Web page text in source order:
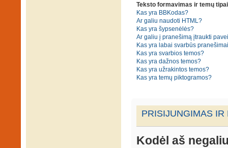
Teksto formavimas ir temų tipai
Kas yra BBKodas?
Ar galiu naudoti HTML?
Kas yra šypsenėlės?
Ar galiu į pranešimą įtraukti
Kas yra labai svarbūs
Kas yra svarbios temos?
Kas yra dažnos temos?
Kas yra užrakintos temos?
Kas yra temų piktogramos?
PRISIJUNGIMAS IR
Kodėl aš